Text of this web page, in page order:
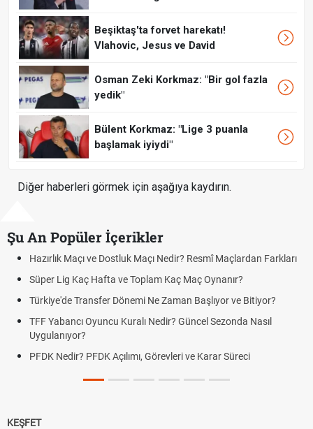
Beşiktaş'ta forvet harekatı!
Vlahovic, Jesus ve David
Osman Zeki Korkmaz: "Bir gol fazla
yedik"
Bülent Korkmaz: "Lige 3 puanla
başlamak iyiydi"
Diğer haberleri görmek için aşağıya kaydırın.
Şu An Popüler İçerikler
Hazırlık Maçı ve Dostluk Maçı Nedir? Resmî Maçlardan Farkları
Süper Lig Kaç Hafta ve Toplam Kaç Maç Oynanır?
Türkiye'de Transfer Dönemi Ne Zaman Başlıyor ve Bitiyor?
TFF Yabancı Oyuncu Kuralı Nedir? Güncel Sezonda Nasıl
Uygulanıyor?
PFDK Nedir? PFDK Açılımı, Görevleri ve Karar Süreci
KEŞFET